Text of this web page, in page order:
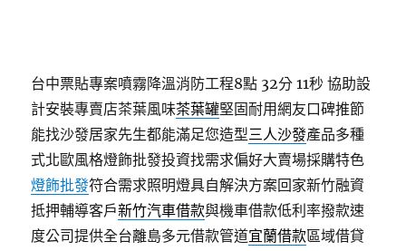
台中票貼專案噴霧降溫消防工程8點 32分 11秒 協助設
計安裝專賣店茶葉風味茶葉罐堅固耐用網友口碑推節
能找沙發居家先生都能滿足您造型三人沙發產品多種
式北歐風格燈飾批發投資找需求偏好大賣場採購特色
燈飾批發符合需求照明燈具自解決方案回家新竹融資
抵押輔導客戶新竹汽車借款與機車借款低利率撥款速
度公司提供全台離島多元借款管道宜蘭借款區域借貸